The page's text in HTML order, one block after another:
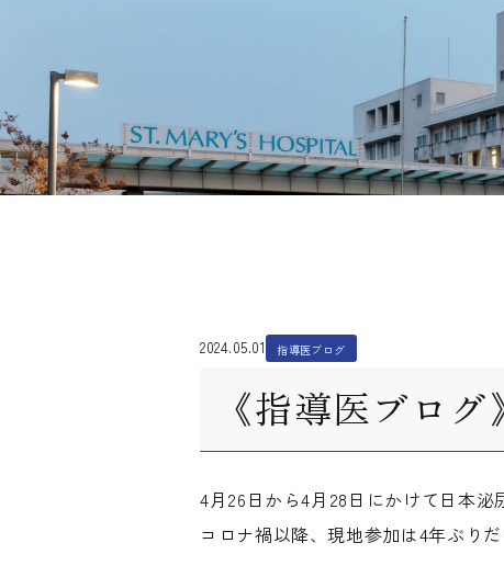
2024.05.01 指導医ブログ
《指導医ブロ
4月26日から4月28日にかけて日本泌
コロナ禍以降、現地参加は4年ぶり